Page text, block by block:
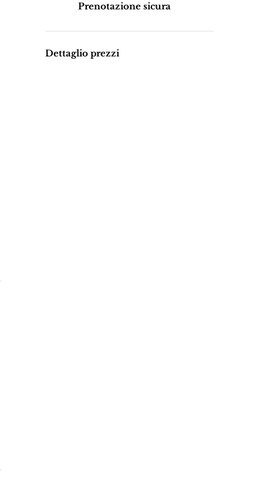
Prenotazione sicura
Dettaglio prezzi